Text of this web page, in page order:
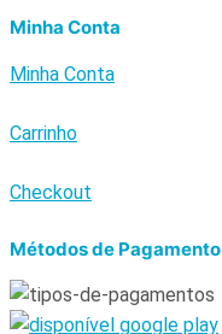
Minha Conta
Minha Conta
Carrinho
Checkout
Métodos de Pagamento